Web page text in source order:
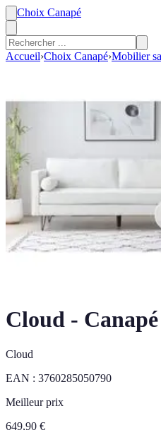
Choix Canapé
Accueil›Choix Canapé›Mobilier
Cloud -
Cloud
EAN : 3760285050790
Meilleur prix
649,90 €